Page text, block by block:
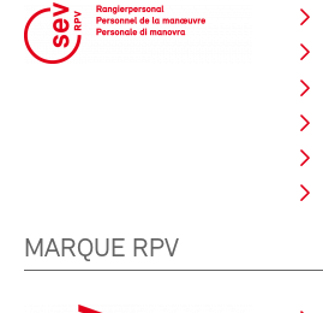
MARQUE RPV